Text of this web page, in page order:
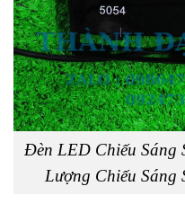
Đèn LED Chiếu Sáng
Lượng Chiếu